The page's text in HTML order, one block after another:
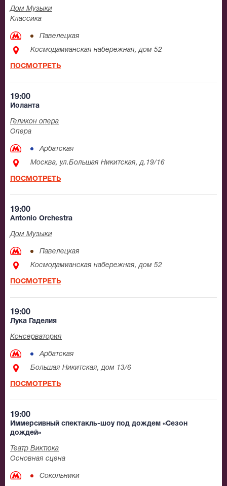
Дом Музыки
Классика
Павелецкая
Космодамианская набережная, дом 52
ПОСМОТРЕТЬ
19:00
Иоланта
Геликон опера
Опера
Арбатская
Москва, ул.Большая Никитская, д.19/16
ПОСМОТРЕТЬ
19:00
Antonio Orchestra
Дом Музыки
Павелецкая
Космодамианская набережная, дом 52
ПОСМОТРЕТЬ
19:00
Лука Гаделия
Консерватория
Арбатская
Большая Никитская, дом 13/6
ПОСМОТРЕТЬ
19:00
Иммерсивный спектакль-шоу под дождем «Сезон
дождей»
Театр Виктюка
Основная сцена
Сокольники